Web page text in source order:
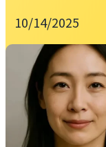
10/14/2025